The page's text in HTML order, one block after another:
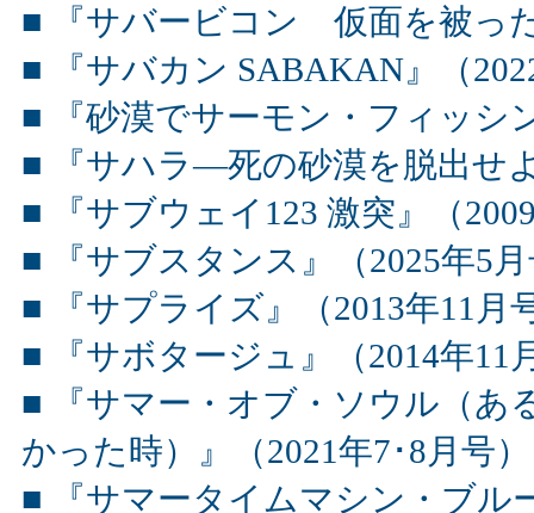
■ 『サバービコン 仮面を被っ
■ 『サバカン SABAKAN』（
■ 『砂漠でサーモン・フィッシ
■ 『サハラ―死の砂漠を脱出せ
■ 『サブウェイ123 激突』（
■ 『サブスタンス』（2025年5
■ 『サプライズ』（2013年11月
■ 『サボタージュ』（2014年11
■ 『サマー・オブ・ソウル（あ
かった時）』（2021年7･8月号）
■ 『サマータイムマシン・ブル